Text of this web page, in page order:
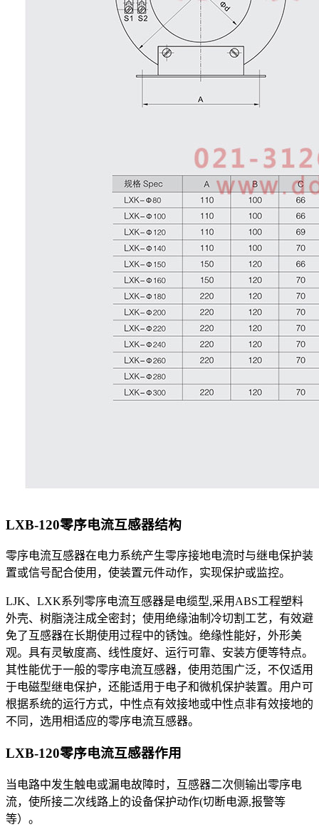
LXB-120零序电流互感器结构
零序电流互感器在电力系统产生零序接地电流时与继电保护装
置或信号配合使用，使装置元件动作，实现保护或监控。
LJK、LXK系列零序电流互感器是电缆型,采用ABS工程塑料
外壳、树脂浇注成全密封；使用绝缘油制冷切割工艺，有效避
免了互感器在长期使用过程中的锈蚀。绝缘性能好，外形美
观。具有灵敏度高、线性度好、运行可靠、安装方便等特点。
其性能优于一般的零序电流互感器，使用范围广泛，不仅适用
于电磁型继电保护，还能适用于电子和微机保护装置。用户可
根据系统的运行方式，中性点有效接地或中性点非有效接地的
不同，选用相适应的零序电流互感器。
LXB-120零序电流互感器作用
当电路中发生触电或漏电故障时，互感器二次侧输出零序电
流，使所接二次线路上的设备保护动作(切断电源,报警等
等）。